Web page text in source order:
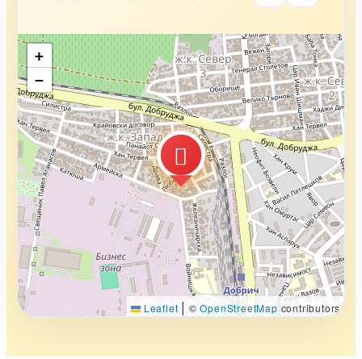
+
−
Leaflet | ©OpenStreetMapcontributors